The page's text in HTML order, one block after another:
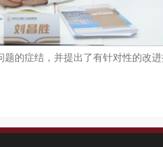
的症结，并提出了有针对性的改